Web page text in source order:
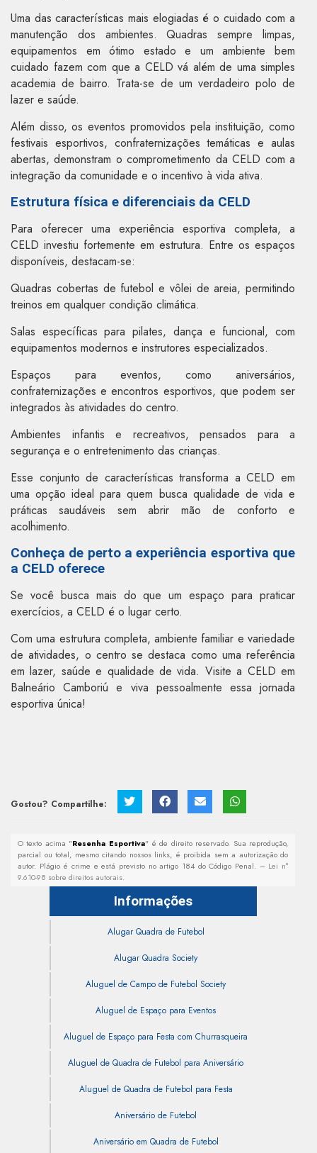
Uma das características mais elogiadas é o cuidado com a
manutenção dos ambientes. Quadras sempre limpas,
equipamentos em ótimo estado e um ambiente bem
cuidado fazem com que a CELD vá além de uma simples
academia de bairro. Trata-se de um verdadeiro polo de
lazer e saúde.
Além disso, os eventos promovidos pela instituição, como
festivais esportivos, confraternizações temáticas e aulas
abertas, demonstram o comprometimento da CELD com a
integração da comunidade e o incentivo à vida ativa.
Estrutura física e diferenciais da CELD
Para oferecer uma experiência esportiva completa, a
CELD investiu fortemente em estrutura. Entre os espaços
disponíveis, destacam-se:
Quadras cobertas de futebol e vôlei de areia, permitindo
treinos em qualquer condição climática.
Salas específicas para pilates, dança e funcional, com
equipamentos modernos e instrutores especializados.
Espaços para eventos, como aniversários,
confraternizações e encontros esportivos, que podem ser
integrados às atividades do centro.
Ambientes infantis e recreativos, pensados para a
segurança e o entretenimento das crianças.
Esse conjunto de características transforma a CELD em
uma opção ideal para quem busca qualidade de vida e
práticas saudáveis sem abrir mão de conforto e
acolhimento.
Conheça de perto a experiência esportiva que
a CELD oferece
Se você busca mais do que um espaço para praticar
exercícios, a CELD é o lugar certo.
Com uma estrutura completa, ambiente familiar e variedade
de atividades, o centro se destaca como uma referência
em lazer, saúde e qualidade de vida. Visite a CELD em
Balneário Camboriú e viva pessoalmente essa jornada
esportiva única!
Gostou? Compartilhe:
O texto acima "Resenha Esportiva" é de direito reservado. Sua reprodução,
parcial ou total, mesmo citando nossos links, é proibida sem a autorização do
autor. Plágio é crime e está previsto no artigo 184 do Código Penal. – Lei n°
9.610-98 sobre direitos autorais.
Informações
Alugar Quadra de Futebol
Alugar Quadra Society
Aluguel de Campo de Futebol Society
Aluguel de Espaço para Eventos
Aluguel de Espaço para Festa com Churrasqueira
Aluguel de Quadra de Futebol para Aniversário
Aluguel de Quadra de Futebol para Festa
Aniversário de Futebol
Aniversário em Quadra de Futebol